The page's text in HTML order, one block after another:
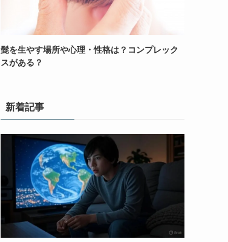
髭を生やす場所や心理・性格は？コンプレック
スがある？
新着記事